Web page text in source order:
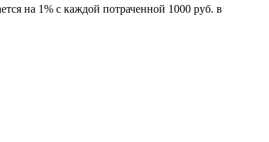
на 1% с каждой потраченной 1000 руб. в